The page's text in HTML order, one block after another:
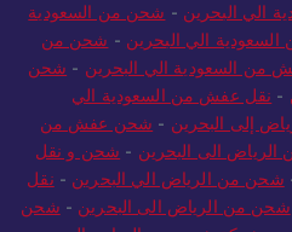
الي البحرين - شحن من السعودية
الي البحرين - شحن من
من السعودية الي البحرين - شحن
- نقل عفش من السعودية الي
إلى البحرين - شحن عفش من
الى البحرين - شحن و نقل
شحن من الرياض الي البحرين - نقل
شحن من الرياض الى البحرين - شحن